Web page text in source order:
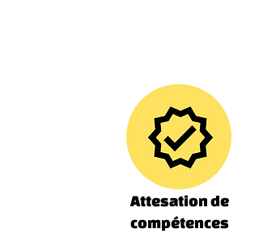
Attesation de
compétences